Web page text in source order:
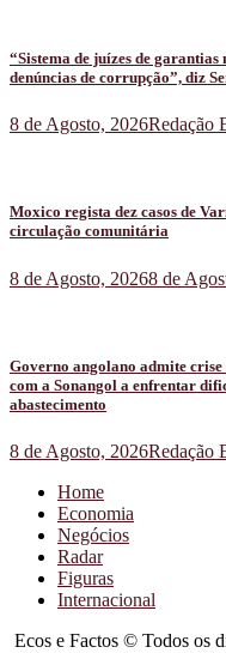
“Sistema de juízes de
denúncias de corrupção”, diz
8 de Agosto, 2026Redação
Moxico regista dez casos de
circulação comunitária
8 de Agosto, 20268 de
Governo angolano admite
com a Sonangol a enfrentar
abastecimento
8 de Agosto, 2026Redação
Home
Economia
Negócios
Radar
Figuras
Internacional
Ecos e Factos © Todos os